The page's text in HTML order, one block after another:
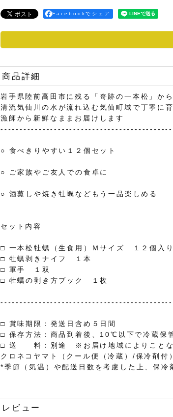
Facebookでシェア
商品詳細
岩手県陸前高田市に残る「奇跡の一本松」か
清流気仙川の水が流れ込む気仙町域で丁寧に
漁師から新鮮なままお届けします
○ 食べきりやすい１２個セット
○ ご家族やご友人での食卓に
○ 酒蒸しや焼き牡蠣などもう一品楽しめる
セット内容
□ 一本松牡蠣（生食用）Ｍサイズ １２個入り
□ 牡蠣剥きナイフ １本
□ 軍手 １双
□ 牡蠣の剥き方ブック １枚
□ 賞味期限：発送日含め５日間
□ 保存方法：商品到着後、10℃以下で冷蔵保
□ 送 料：別途 ※お届け地域によりことな
クロネコヤマト（クール便（冷蔵）/保冷剤付
*季節（気温）や配送日数を考慮した上、保冷
レビュー